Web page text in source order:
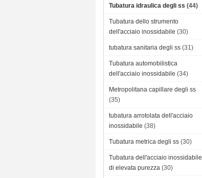
Tubatura idraulica degli ss (44)
Tubatura dello strumento
dell'acciaio inossidabile (30)
tubatura sanitaria degli ss (31)
Tubatura automobilistica
dell'acciaio inossidabile (34)
Metropolitana capillare degli ss
(35)
tubatura arrotolata dell'acciaio
inossidabile (38)
Tubatura metrica degli ss (30)
Tubatura dell'acciaio inossidabile
di elevata purezza (30)